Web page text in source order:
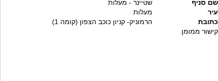
שם סניף
שטיינר - מעלות
עיר
מעלות
כתובת
הרמוניק- קניון כוכב הצפון (קומה 1)
קישור ממומן